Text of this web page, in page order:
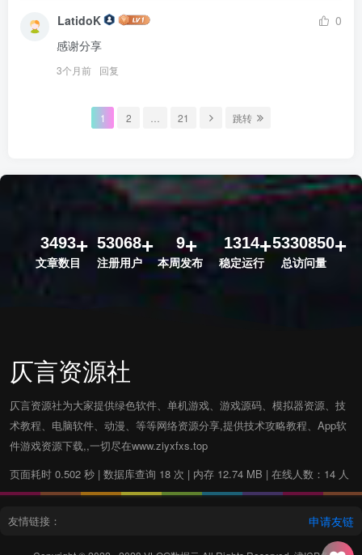
LatidoK
0
感谢分享
3个月前 回复
1 2 21 跳转
3493
文章数目
53068
注册用户
9
本周发布
1314
稳定运行
5330850
总访问量
仄言资源社
仄言资源社为大家提供绿色软件、单机游戏、游戏源码、模拟器资源、技
术教程、电脑软件、动漫、等等网络资源分享,提供技术攻略教程、App软
件游戏资源下载,,一切尽在www.ziyxfxs.top
页面耗时 0.502 秒 | 数据库查询 18 次 | 内存 12.74 MB | 在线人数：14 人
友情链接： 申请友链